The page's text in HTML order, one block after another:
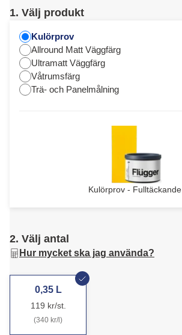
1. Välj produkt
Kulörprov
Allround Matt Väggfärg
Ultramatt Väggfärg
Våtrumsfärg
Trä- och Panelmålning
Kulörprov - Fulltäckande
2. Välj antal
Hur mycket ska jag använda?
0,35 L
119 kr/st.
(340 kr/l)